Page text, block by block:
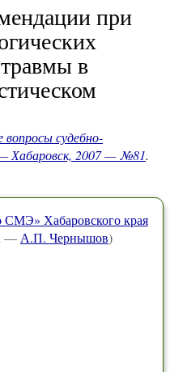
при
в
вопросы судебно-
Хабаровск, 2007 — №81.
Хабаровского края
— А.П. Чернышов)